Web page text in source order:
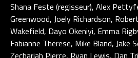
Shana Feste (regisseur), Alex
Greenwood, Joely Richardson,
Wakefield, Dayo Okeniyi, Emma
Fabianne Therese, Mike Bland, Jake
Zechariah Pierce, Ryan Lewis, Dan